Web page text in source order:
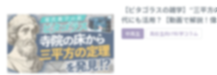
【ピタゴラスの雑学】“三平
代にも活用？【動画で解説！
中高生 高校生向け科学コラム